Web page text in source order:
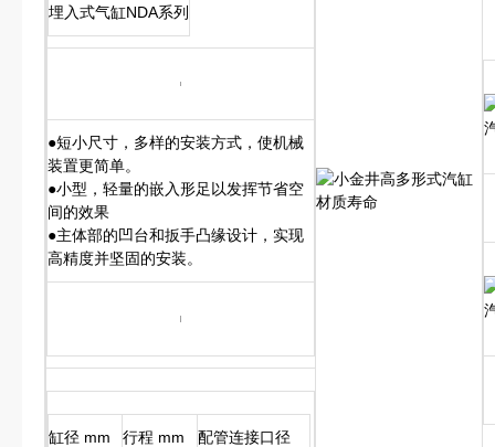
埋入式气缸NDA系列
●短小尺寸，多样的安装方式，使机械
装置更简单。
●小型，轻量的嵌入形足以发挥节省空
间的效果
●主体部的凹台和扳手凸缘设计，实现
高精度并坚固的安装。
缸径 mm 行程 mm 配管连接口径